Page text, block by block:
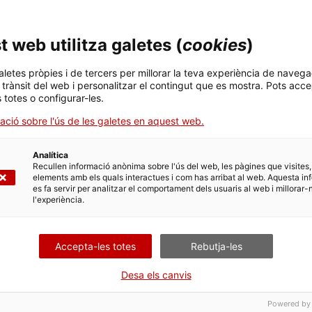
volem generar espais al voltant de la cuina i el
s'incloguin en la quotidianitat del Santa Mònica i que
expositiu i les seves línies de recerca, mentre ens
dels processos al voltant de la
llenguatges sensorials i performatius i teixint una
web utilitza galetes (cookies)
pròpies i de tercers per millorar la teva experiència de
del web i personalitzar el contingut que es mostra. Pots
totes o configurar-les.
sobre l'ús de les galetes en aquest web.
Analítica
Recullen informació anònima sobre l'ús del web, les pàgines que
elements amb els quals interactues i com has arribat al web. Aquesta
es fa servir per analitzar el comportament dels usuaris al web i millorar-
l'experiència.
Accepta-les totes Rebutja-les
Desa els canvis
Powered by